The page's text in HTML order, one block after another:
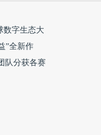
数字生态大
”全新作
队分获各赛